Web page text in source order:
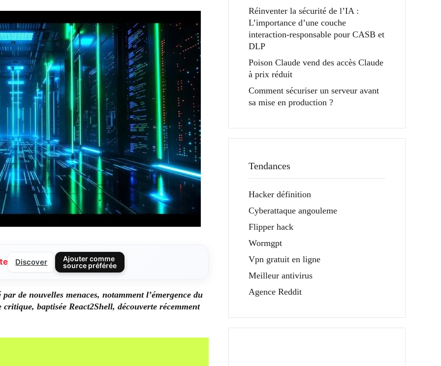
Discover
Ajouter comme
source préférée
de nouvelles menaces, notamment l’émergence du
baptisée React2Shell, découverte récemment
Réinventer la sécurité de l’IA :
L’importance d’une couche
interaction-responsable pour CASB et
DLP
Poison Claude vend des accès Claude
à prix réduit
Comment sécuriser un serveur avant
sa mise en production ?
Tendances
Hacker définition
Cyberattaque angouleme
Flipper hack
Wormgpt
Vpn gratuit en ligne
Meilleur antivirus
Agence Reddit